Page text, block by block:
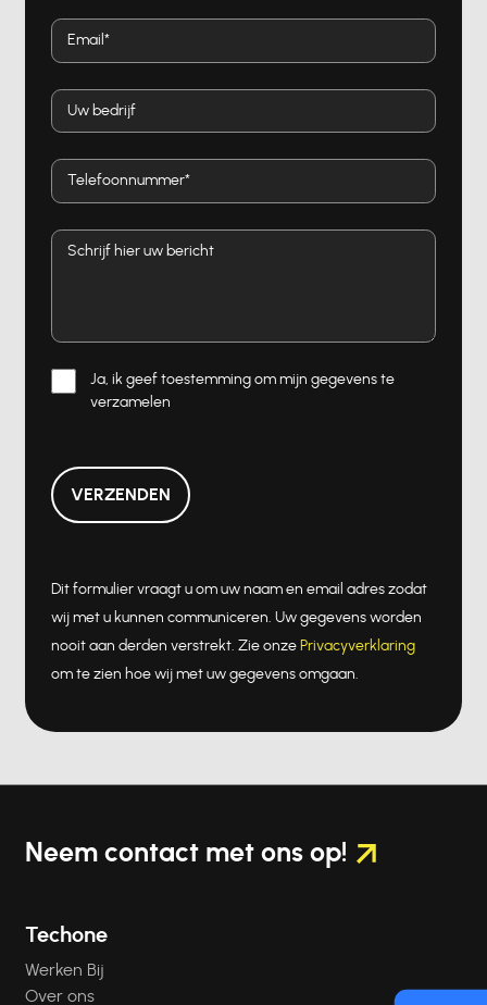
Ja, ik geef toestemming om mijn gegevens te
verzamelen
VERZENDEN
Dit formulier vraagt u om uw naam en email adres zodat
wij met u kunnen communiceren. Uw gegevens worden
nooit aan derden verstrekt. Zie onze Privacyverklaring
om te zien hoe wij met uw gegevens omgaan.
Neem contact met ons op!
Techone
Werken Bij
Over ons